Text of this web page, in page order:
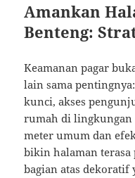
Amankan
Benteng:
Keamanan pagar
lain sama
kunci, akses
rumah di lingkungan
meter umum dan
bikin halaman terasa
bagian atas